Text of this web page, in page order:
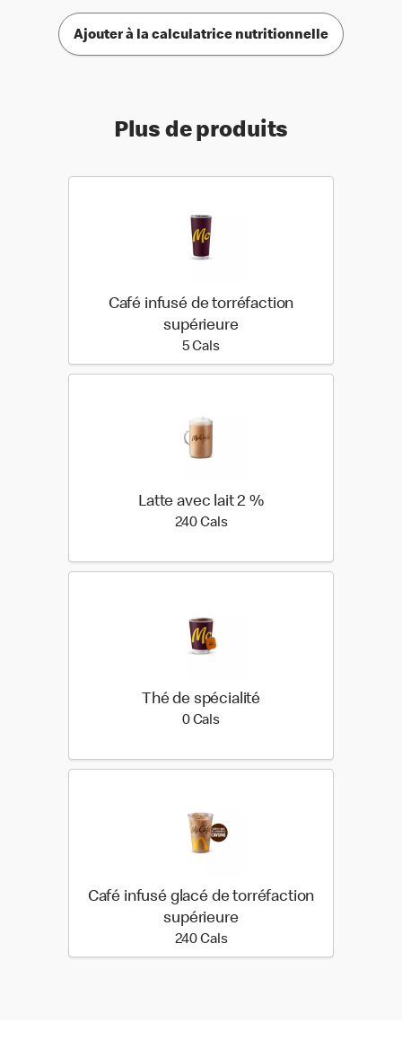
Ajouter à la calculatrice nutritionnelle
Plus de produits
Café infusé de torréfaction
supérieure
5 Cals5 calories
Latte avec lait 2 %
240 Cals240 calories
Thé de spécialité
0 Cals0 calories
Café infusé glacé de torréfaction
supérieure
240 Cals240 calories